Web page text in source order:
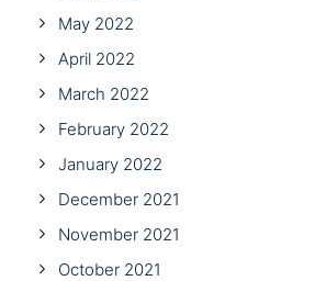
May 2022
April 2022
March 2022
February 2022
January 2022
December 2021
November 2021
October 2021